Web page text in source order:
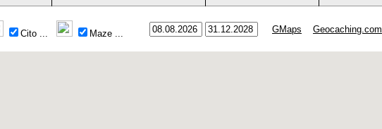
Cito ... Maze ... GMaps Geocaching.com